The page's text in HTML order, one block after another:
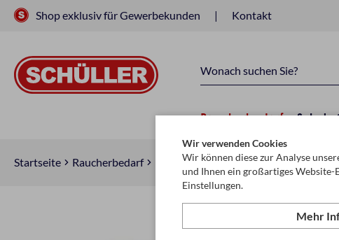
Shop exklusiv für Gewerbekunden Kontakt
Raucherbedarf Schule
Startseite Raucherbedarf Raucherzubehör Zigarettenfilter
Wir verwenden Cookies
Wir können diese zur Analyse
und Ihnen ein großartiges Website-
Einstellungen.
Mehr